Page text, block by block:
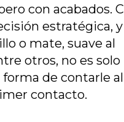
con acabados.
estratégica, y
o mate, suave al
otros, no es solo
de contarle al
contacto.